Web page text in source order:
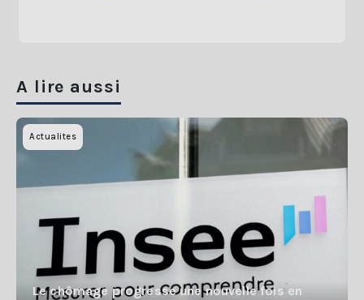
A lire aussi
Actualites
Le chômage progresse une nouvelle fois en